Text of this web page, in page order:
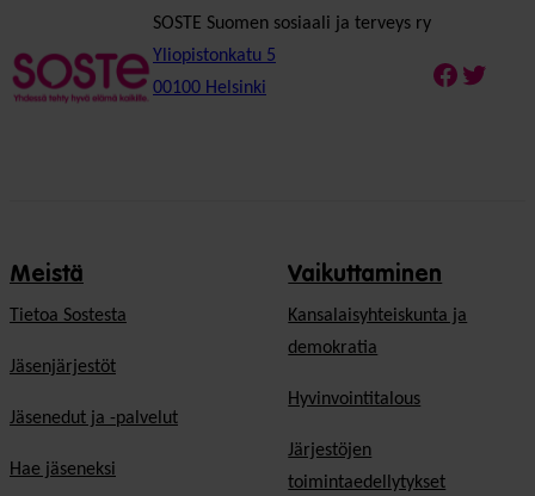
SOSTE Suomen sosiaali ja terveys ry
Yliopistonkatu 5
00100 Helsinki
Meistä
Tietoa Sostesta
Jäsenjärjestöt
Jäsenedut ja -palvelut
Hae jäseneksi
Vaikuttaminen
Kansalaisyhteiskunta ja
demokratia
Hyvinvointitalous
Järjestöjen
toimintaedellytykset